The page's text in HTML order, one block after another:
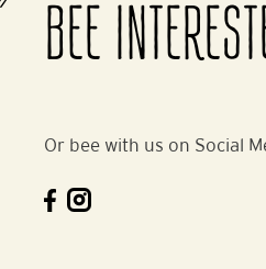
BEE
Or bee with us on Social